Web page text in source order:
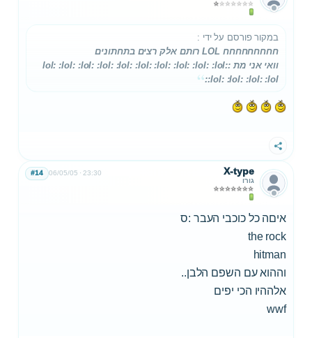
במקור פורסם על ידי :
חחחחחחחחח LOL רותם אלק רצים בתחתונים
וואי אני מת :lol: :lol: :lol: :lol: :lol: :lol: :lol: :lol: :lol: :lol:
:lol: :lol: :lol: :lol:
שתף
X-type
גורו
06/05/05 23:30
#14
איםה כל כוכבי העבר :ס
the rock
hitman
וההוא עם השפם הלבן..
אלההיו הכי יפים
wwf